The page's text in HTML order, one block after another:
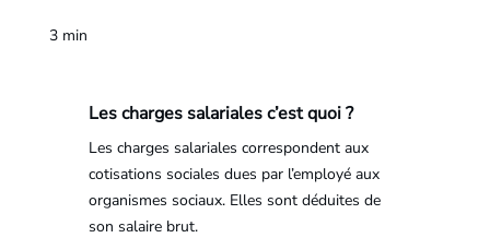
3 min
Les charges salariales c’est quoi ?
Les charges salariales correspondent aux
cotisations sociales dues par l’employé aux
organismes sociaux. Elles sont déduites de
son salaire brut.